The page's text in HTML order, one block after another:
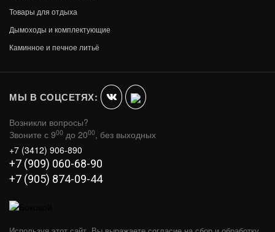
КАМИННЫЙ НАБОР D50011АВ (К3050А)
8 313
Товары для отдыха
Дымоходы и комплектующие
Каминное и печное литьё
МЫ В СОЦСЕТЯХ:
Возникли вопросы?
Звоните с 900 до 2000, без выходных
+7 (3412) 906-890
+7 (909) 060-68-90
+7 (905) 874-09-44